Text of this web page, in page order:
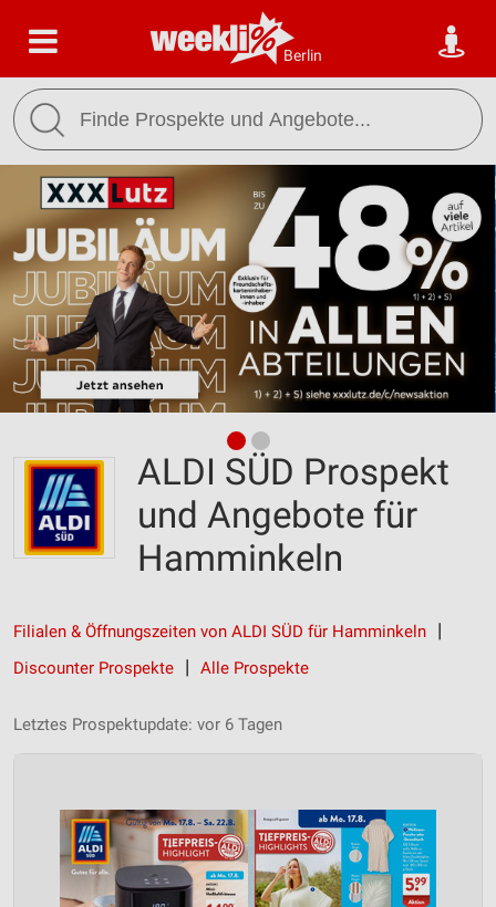
Berlin
ALDI SÜD Prospekt
und Angebote für
Hamminkeln
Filialen & Öffnungszeiten von ALDI SÜD für Hamminkeln
Discounter Prospekte
Alle Prospekte
Letztes Prospektupdate: vor 6 Tagen